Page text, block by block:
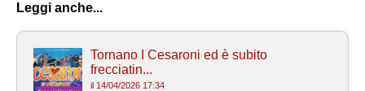
Leggi anche...
Tornano I Cesaroni ed è subito
frecciatin...
il 14/04/2026 17:34